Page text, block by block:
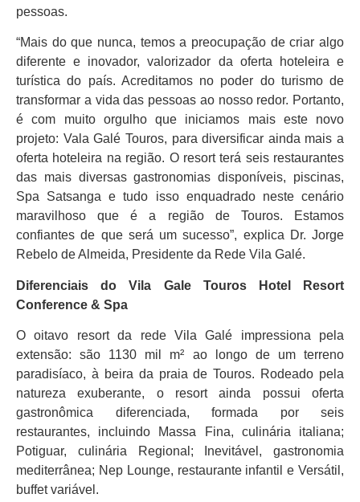
pessoas.
“Mais do que nunca, temos a preocupação de criar algo
diferente e inovador, valorizador da oferta hoteleira e
turística do país. Acreditamos no poder do turismo de
transformar a vida das pessoas ao nosso redor. Portanto,
é com muito orgulho que iniciamos mais este novo
projeto: Vala Galé Touros, para diversificar ainda mais a
oferta hoteleira na região. O resort terá seis restaurantes
das mais diversas gastronomias disponíveis, piscinas,
Spa Satsanga e tudo isso enquadrado neste cenário
maravilhoso que é a região de Touros. Estamos
confiantes de que será um sucesso”, explica Dr. Jorge
Rebelo de Almeida, Presidente da Rede Vila Galé.
Diferenciais do Vila Gale Touros Hotel Resort
Conference & Spa
O oitavo resort da rede Vila Galé impressiona pela
extensão: são 1130 mil m² ao longo de um terreno
paradisíaco, à beira da praia de Touros. Rodeado pela
natureza exuberante, o resort ainda possui oferta
gastronômica diferenciada, formada por seis
restaurantes, incluindo Massa Fina, culinária italiana;
Potiguar, culinária Regional; Inevitável, gastronomia
mediterrânea; Nep Lounge, restaurante infantil e Versátil,
buffet variável.